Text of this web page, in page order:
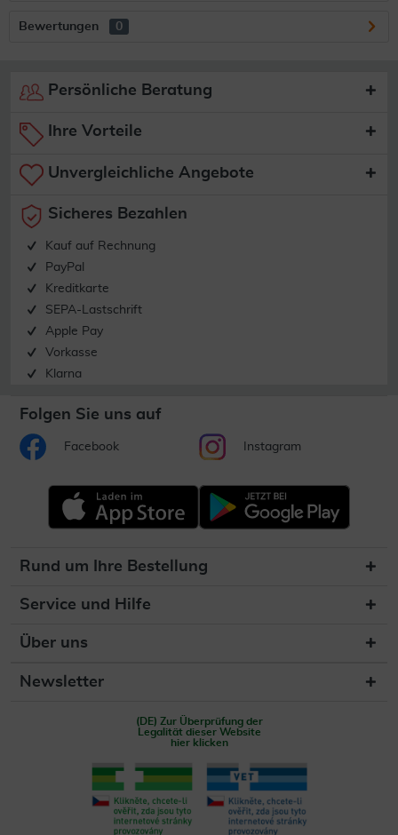
Bewertungen 0
Persönliche Beratung
Ihre Vorteile
Unvergleichliche Angebote
Sicheres Bezahlen
Kauf auf Rechnung
PayPal
Kreditkarte
SEPA-Lastschrift
Apple Pay
Vorkasse
Klarna
Folgen Sie uns auf
Facebook Instagram
Rund um Ihre Bestellung
Service und Hilfe
Über uns
Newsletter
(DE) Zur Überprüfung der
Legalität dieser Website
hier klicken